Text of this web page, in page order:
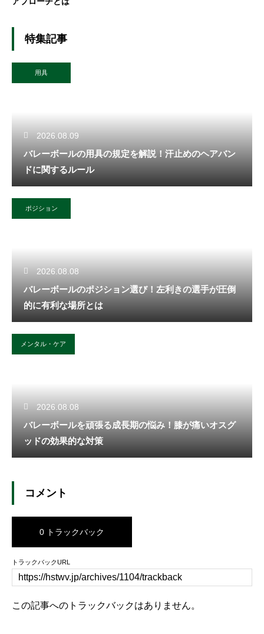
特集記事
用具
2026.08.09
バレーボールの用具の規定を解説！汗止めのヘアバン
ドに関するルール
ポジション
2026.08.08
バレーボールのポジション選び！左利きの選手が圧倒
的に有利な場所とは
メンタル・ケア
2026.08.08
バレーボールを頑張る成長期の悩み！膝が痛いオスグ
ッドの効果的な対策
コメント
0 トラックバック
トラックバックURL
この記事へのトラックバックはありません。